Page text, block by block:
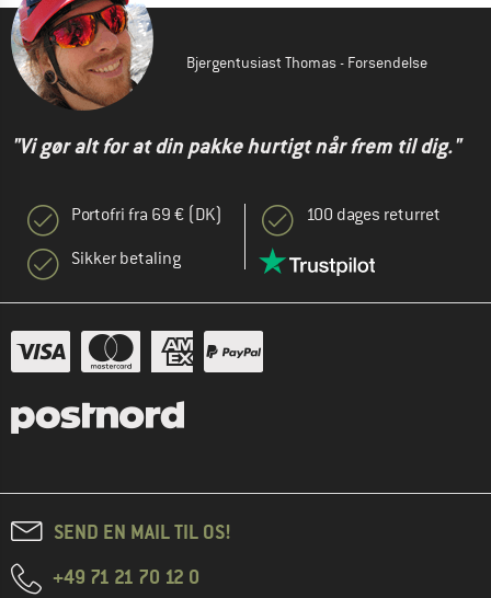
Bjergentusiast Thomas - Forsendelse
"Vi gør alt for at din pakke hurtigt når frem til dig."
Portofri fra 69 € (DK)
Sikker betaling
100 dages returret
SEND EN MAIL TIL OS!
+49 71 21 70 12 0